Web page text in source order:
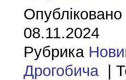
08.11.2024
Рубрика
Дрогобича|